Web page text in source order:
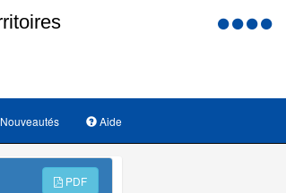
Menu
Aide
Nouveautés
PDF